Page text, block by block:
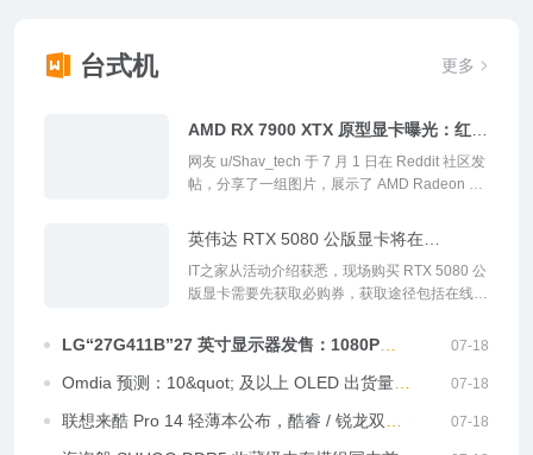
台式机 更多
AMD RX 7900 XTX 原型显卡曝光：红色
PCB、位宽 256-bit
网友 u/Shav_tech 于 7 月 1 日在 Reddit 社区发
帖，分享了一组图片，展示了 AMD Radeon RX
英伟达 RTX 5080 公版显卡将在
BW2026 限量发售，8299 元
IT之家从活动介绍获悉，现场购买 RTX 5080 公
版显卡需要先获取必购券，获取途径包括在线预
LG“27G411B”27 英寸显示器发售：1080P
144Hz，779 元
07-18
Omdia 预测：10&quot; 及以上 OLED 出货量
2026 年有望逆势增长 18.8%
07-18
联想来酷 Pro 14 轻薄本公布，酷睿 / 锐龙双版
07-18